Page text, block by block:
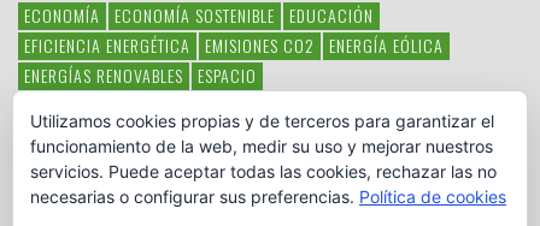
ECONOMÍA
ECONOMÍA SOSTENIBLE
EDUCACIÓN
EFICIENCIA ENERGÉTICA
EMISIONES CO2
ENERGÍA EÓLICA
ENERGÍAS RENOVABLES
ESPACIO
HAMBRE LATINOAMÉRICA MEDIO AMBIENTE
MÉXICO
OBJETIVOS DEL MILENIO
ONGS PAZ POBREZA POESÍA
POLITICA
PUEBLOS INDÍGENAS RSC RSE
SOBERANÍA ALIMENTARIA
Utilizamos cookies propias y de terceros para garantizar el
funcionamiento de la web, medir su uso y mejorar nuestros
servicios. Puede aceptar todas las cookies, rechazar las no
necesarias o configurar sus preferencias. Política de cookies